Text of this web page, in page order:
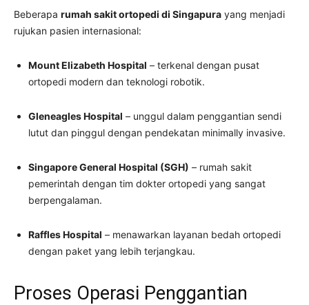
Beberapa rumah sakit ortopedi di Singapura yang menjadi
rujukan pasien internasional:
Mount Elizabeth Hospital – terkenal dengan pusat
ortopedi modern dan teknologi robotik.
Gleneagles Hospital – unggul dalam penggantian sendi
lutut dan pinggul dengan pendekatan minimally invasive.
Singapore General Hospital (SGH) – rumah sakit
pemerintah dengan tim dokter ortopedi yang sangat
berpengalaman.
Raffles Hospital – menawarkan layanan bedah ortopedi
dengan paket yang lebih terjangkau.
Proses Operasi Penggantian